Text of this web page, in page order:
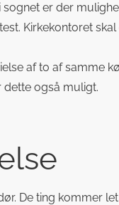
er der
Kirkekontoret
af to af samme
dette også muligt.
De ting kommer